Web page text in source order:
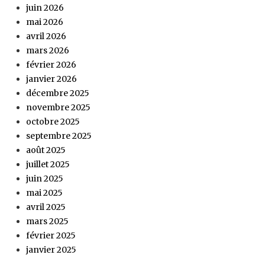
juin 2026
mai 2026
avril 2026
mars 2026
février 2026
janvier 2026
décembre 2025
novembre 2025
octobre 2025
septembre 2025
août 2025
juillet 2025
juin 2025
mai 2025
avril 2025
mars 2025
février 2025
janvier 2025